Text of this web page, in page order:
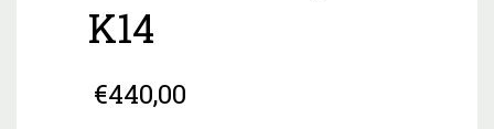
Κ14
€440,00